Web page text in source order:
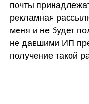
почты
рекламная
меня и не будет
не давшими ИП
получение такой
Связаться с
Телефон: +7
Канал в
Telegram